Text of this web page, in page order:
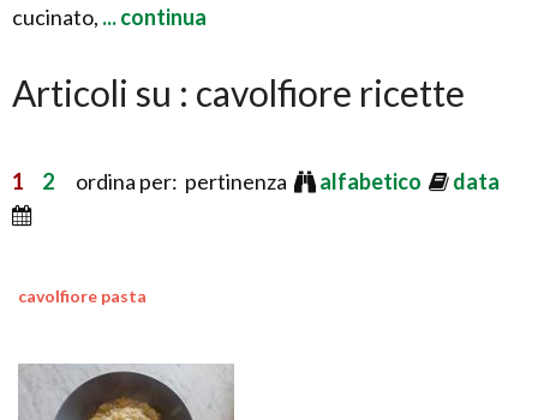
cucinato, ... continua
Articoli su : cavolfiore ricette
1 2 ordina per: pertinenza alfabetico data
cavolfiore pasta